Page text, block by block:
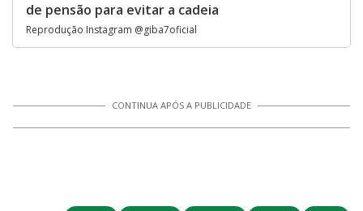
de pensão para evitar a cadeia
Reprodução Instagram @giba7oficial
CONTINUA APÓS A PUBLICIDADE